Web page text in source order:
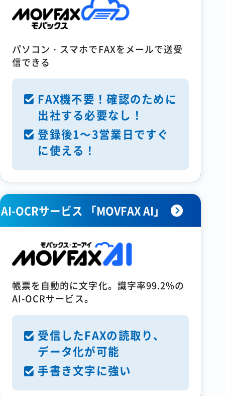
パソコン・スマホでFAXをメールで送受
信できる
FAX機不要！確認のために
出社する必要なし！
登録後1～3営業日ですぐ
に使える！
AI-OCRサービス 「MOVFAX AI」
帳票を自動的に文字化。識字率99.2%の
AI-OCRサービス。
受信したFAXの読取り、
データ化が可能
手書き文字に強い